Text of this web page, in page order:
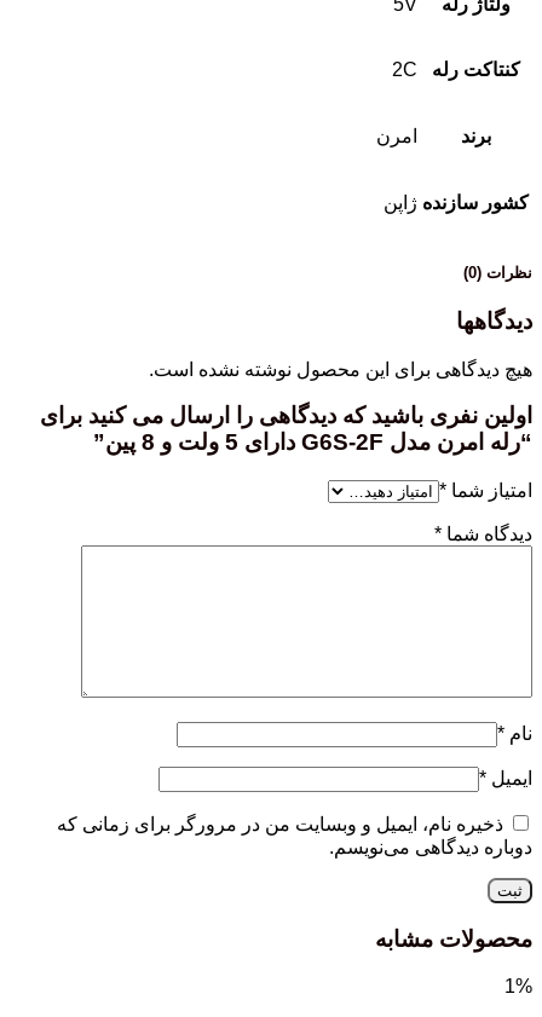
کنتاکت رله 2C
برند امرن
کشور سازنده ژاپن
نظرات (0)
دیدگاهها
هیچ دیدگاهی برای این محصول نوشته نشده است.
اولین نفری باشید که دیدگاهی را ارسال می کنید برای
“رله امرن مدل G6S-2F دارای 5 ولت و 8 پین”
امتیاز شما *
دیدگاه شما *
نام *
ایمیل *
ذخیره نام، ایمیل و وبسایت من در مرورگر برای زمانی که
دوباره دیدگاهی می‌نویسم.
محصولات مشابه
1%